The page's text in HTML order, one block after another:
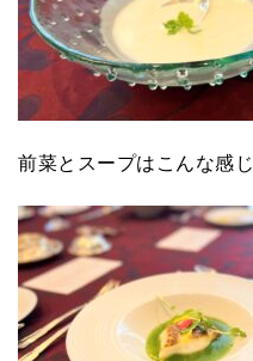
前菜とスープはこんな感じ